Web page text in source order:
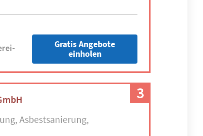
Gratis Angebote
einholen
3
Asbestsanierung